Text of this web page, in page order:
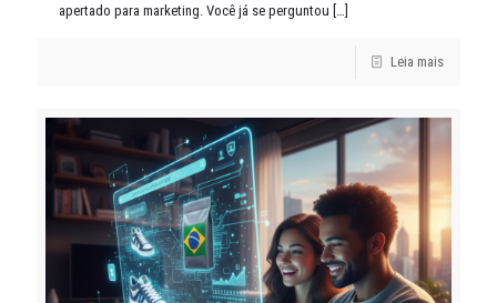
apertado para marketing. Você já se perguntou
Leia mais